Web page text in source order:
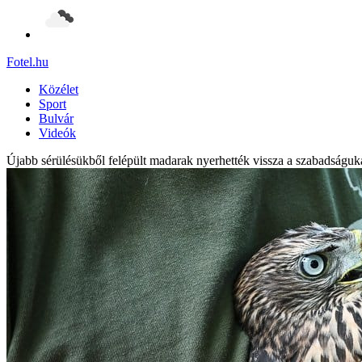
Fotel.hu
Közélet
Sport
Bulvár
Videók
Újabb sérülésükből felépült madarak nyerhették vissza a